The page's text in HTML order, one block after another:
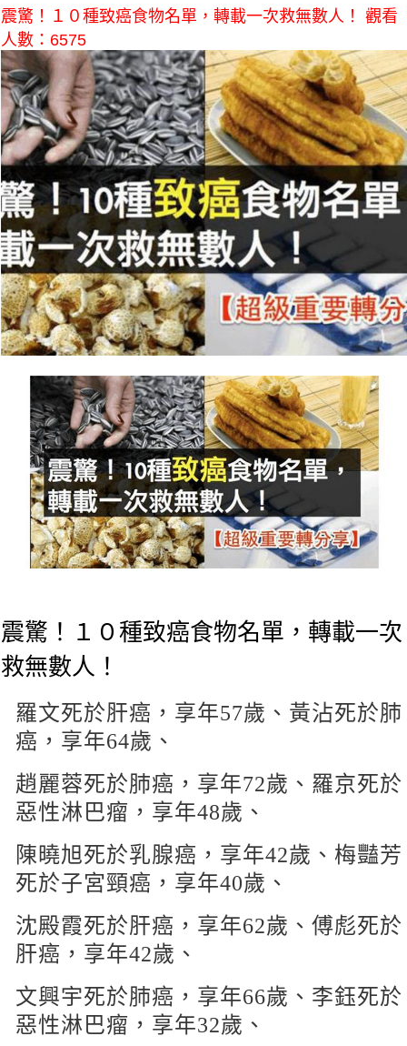
震驚！１０種致癌食物名單，轉載一次救無數人！ 觀看
人數：6575
震驚！１０種致癌食物名單，轉載一次
救無數人！
羅文死於肝癌，享年57歲、黃沾死於肺
癌，享年64歲、
趙麗蓉死於肺癌，享年72歲、羅京死於
惡性淋巴瘤，享年48歲、
陳曉旭死於乳腺癌，享年42歲、梅豔芳
死於子宮頸癌，享年40歲、
沈殿霞死於肝癌，享年62歲、傅彪死於
肝癌，享年42歲、
文興宇死於肺癌，享年66歲、李鈺死於
惡性淋巴瘤，享年32歲、